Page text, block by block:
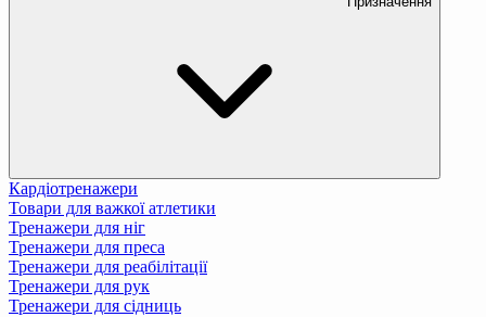
Кардіотренажери
Товари для важкої атлетики
Тренажери для ніг
Тренажери для преса
Тренажери для реабілітації
Тренажери для рук
Тренажери для сідниць